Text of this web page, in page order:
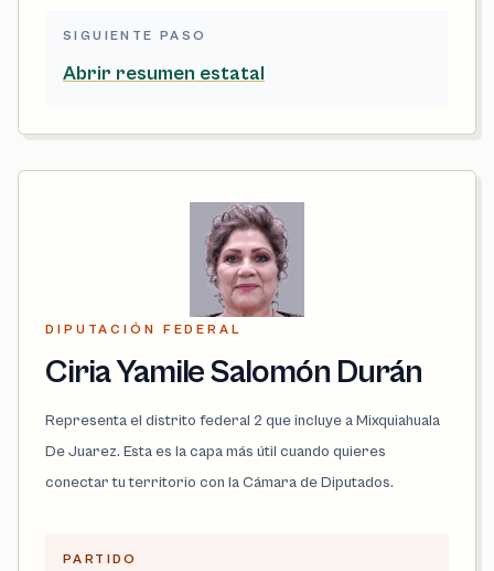
SIGUIENTE PASO
Abrir resumen estatal
DIPUTACIÓN FEDERAL
Ciria Yamile Salomón Durán
Representa el distrito federal 2 que incluye a Mixquiahuala
De Juarez. Esta es la capa más útil cuando quieres
conectar tu territorio con la Cámara de Diputados.
PARTIDO